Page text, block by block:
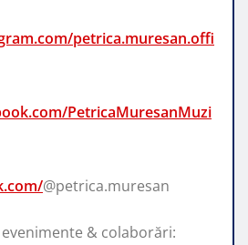
petrica.muresan.offi
PetricaMuresanMuzi
@petrica.muresan
& colaborări: